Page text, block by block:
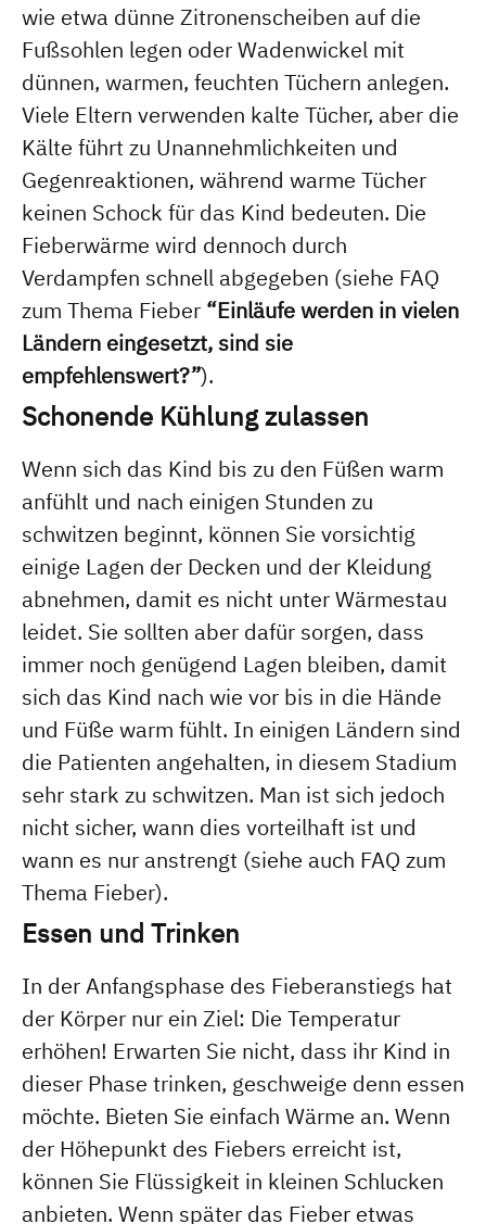
wie etwa dünne Zitronenscheiben auf die
Fußsohlen legen oder Wadenwickel mit
dünnen, warmen, feuchten Tüchern anlegen.
Viele Eltern verwenden kalte Tücher, aber die
Kälte führt zu Unannehmlichkeiten und
Gegenreaktionen, während warme Tücher
keinen Schock für das Kind bedeuten. Die
Fieberwärme wird dennoch durch
Verdampfen schnell abgegeben (siehe FAQ
zum Thema Fieber “Einläufe werden in vielen
Ländern eingesetzt, sind sie
empfehlenswert?”).
Schonende Kühlung zulassen
Wenn sich das Kind bis zu den Füßen warm
anfühlt und nach einigen Stunden zu
schwitzen beginnt, können Sie vorsichtig
einige Lagen der Decken und der Kleidung
abnehmen, damit es nicht unter Wärmestau
leidet. Sie sollten aber dafür sorgen, dass
immer noch genügend Lagen bleiben, damit
sich das Kind nach wie vor bis in die Hände
und Füße warm fühlt. In einigen Ländern sind
die Patienten angehalten, in diesem Stadium
sehr stark zu schwitzen. Man ist sich jedoch
nicht sicher, wann dies vorteilhaft ist und
wann es nur anstrengt (siehe auch FAQ zum
Thema Fieber).
Essen und Trinken
In der Anfangsphase des Fieberanstiegs hat
der Körper nur ein Ziel: Die Temperatur
erhöhen! Erwarten Sie nicht, dass ihr Kind in
dieser Phase trinken, geschweige denn essen
möchte. Bieten Sie einfach Wärme an. Wenn
der Höhepunkt des Fiebers erreicht ist,
können Sie Flüssigkeit in kleinen Schlucken
anbieten. Wenn später das Fieber etwas